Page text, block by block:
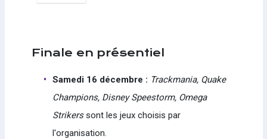
Finale en présentiel
Samedi 16 décembre : Trackmania, Quake
Champions, Disney Speestorm, Omega
Strikerssont les jeux choisis par
l'organisation.